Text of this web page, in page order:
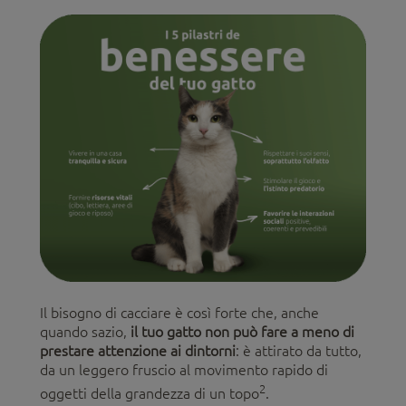
Il bisogno di cacciare è così forte che, anche
quando sazio, il tuo gatto non può fare a meno di
prestare attenzione ai dintorni: è attirato da tutto,
da un leggero fruscio al movimento rapido di
oggetti della grandezza di un topo2.